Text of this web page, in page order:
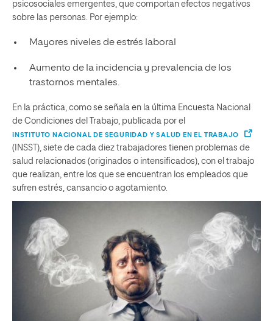
psicosociales emergentes, que comportan efectos negativos
sobre las personas. Por ejemplo:
Mayores niveles de estrés laboral
Aumento de la incidencia y prevalencia de los
trastornos mentales.
En la práctica, como se señala en la última Encuesta Nacional
de Condiciones del Trabajo, publicada por el
INSTITUTO NACIONAL DE SEGURIDAD Y SALUD EN EL TRABAJO
(INSST), siete de cada diez trabajadores tienen problemas de
salud relacionados (originados o intensificados), con el trabajo
que realizan, entre los que se encuentran los empleados que
sufren estrés, cansancio o agotamiento.